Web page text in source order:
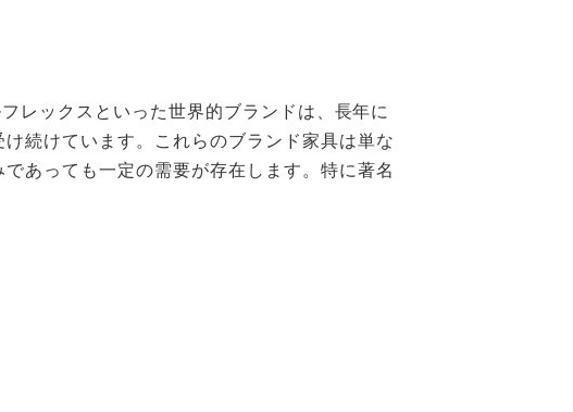
レックスといった世界的ブランドは、長年に
続けています。これらのブランド家具は単な
あっても一定の需要が存在します。特に著名